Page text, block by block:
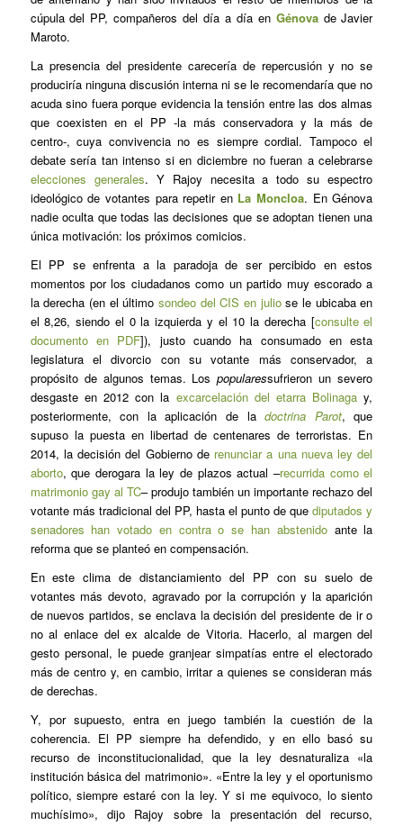
cúpula del PP, compañeros del día a día en Génova de Javier
Maroto.
La presencia del presidente carecería de repercusión y no se
produciría ninguna discusión interna ni se le recomendaría que no
acuda sino fuera porque evidencia la tensión entre las dos almas
que coexisten en el PP -la más conservadora y la más de
centro-, cuya convivencia no es siempre cordial. Tampoco el
debate sería tan intenso si en diciembre no fueran a celebrarse
elecciones generales. Y Rajoy necesita a todo su espectro
ideológico de votantes para repetir en La Moncloa. En Génova
nadie oculta que todas las decisiones que se adoptan tienen una
única motivación: los próximos comicios.
El PP se enfrenta a la paradoja de ser percibido en estos
momentos por los ciudadanos como un partido muy escorado a
la derecha (en el último sondeo del CIS en juliose le ubicaba en
el 8,26, siendo el 0 la izquierda y el 10 la derecha [consulte el
documento en PDF]), justo cuando ha consumado en esta
legislatura el divorcio con su votante más conservador, a
propósito de algunos temas. Lospopularessufrieron un severo
desgaste en 2012 con la excarcelación del etarra Bolinaga y,
posteriormente, con la aplicación de ladoctrina Parot, que
supuso la puesta en libertad de centenares de terroristas. En
2014, la decisión del Gobierno de renunciar a una nueva ley del
aborto, que derogara la ley de plazos actual –recurrida como el
matrimonio gay al TC– produjo también un importante rechazo del
votante más tradicional del PP, hasta el punto de quediputados y
senadores han votado en contra o se han abstenidoante la
reforma que se planteó en compensación.
En este clima de distanciamiento del PP con su suelo de
votantes más devoto, agravado por la corrupción y la aparición
de nuevos partidos, se enclava la decisión del presidente de ir o
no al enlace del ex alcalde de Vitoria. Hacerlo, al margen del
gesto personal, le puede granjear simpatías entre el electorado
más de centro y, en cambio, irritar a quienes se consideran más
de derechas.
Y, por supuesto, entra en juego también la cuestión de la
coherencia. El PP siempre ha defendido, y en ello basó su
recurso de inconstitucionalidad, que la ley desnaturaliza «la
institución básica del matrimonio». «Entre la ley y el oportunismo
político, siempre estaré con la ley. Y si me equivoco, lo siento
muchísimo», dijo Rajoy sobre la presentación del recurso,